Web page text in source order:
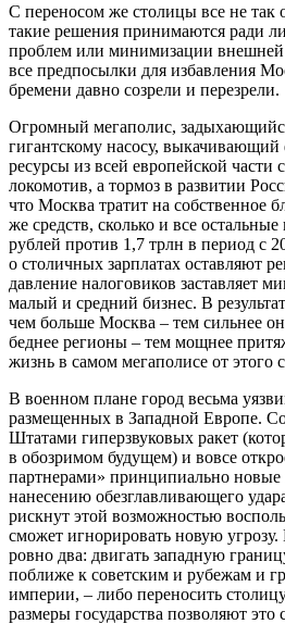
С переносом же столицы все не так
такие решения принимаются ради
проблем или минимизации
все предпосылки для избавления
бремени давно созрели и перезрели.
Огромный мегаполис,
гигантскому насосу,
ресурсы из всей европейской части
локомотив, а тормоз в развитии
что Москва тратит на собственное
же средств, сколько и все
рублей против 1,7 трлн в период с
о столичных зарплатах оставляют
давление налоговиков заставляет
малый и средний бизнес. В
чем больше Москва – тем сильнее
беднее регионы – тем мощнее
жизнь в самом мегаполисе от этого
В военном плане город весьма
размещенных в Западной Европе.
Штатами гиперзвуковых ракет
в обозримом будущем) и вовсе
партнерами» принципиально
нанесению обезглавливающего
рискнут этой возможностью
сможет игнорировать новую
ровно два: двигать западную
поближе к советским и рубежам и
империи, – либо переносить
размеры государства позволяют это